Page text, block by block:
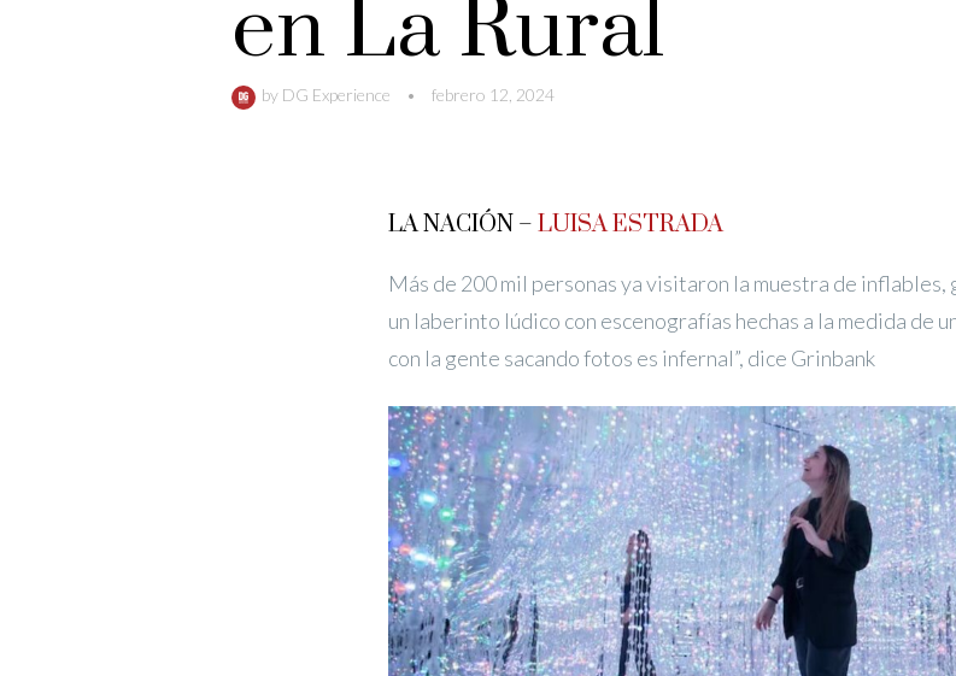
en La Rural
by DG Experience • febrero 12, 2024
LA NACIÓN – LUISA ESTRADA
Más de 200 mil personas ya visitaron la muestra de inflables,
un laberinto lúdico con escenografías hechas a la medida de
con la gente sacando fotos es infernal”, dice Grinbank